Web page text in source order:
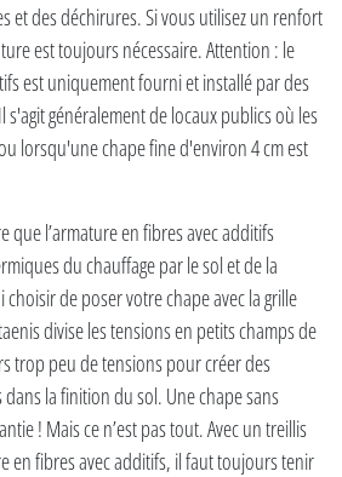
et des déchirures. Si vous utilisez un renfort
est toujours nécessaire. Attention : le
est uniquement fourni et installé par des
généralement de locaux publics où les
lorsqu'une chape fine d'environ 4 cm est
que l’armature en fibres avec additifs
du chauffage par le sol et de la
de poser votre chape avec la grille
divise les tensions en petits champs de
trop peu de tensions pour créer des
la finition du sol. Une chape sans
! Mais ce n’est pas tout. Avec un treillis
en fibres avec additifs, il faut toujours tenir